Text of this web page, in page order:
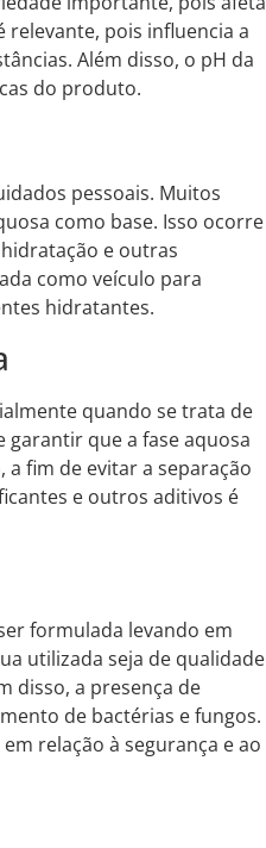
relevante, pois influencia a
Além disso, o pH da
do produto.
pessoais. Muitos
como base. Isso ocorre
e outras
como veículo para
hidratantes.
quando se trata de
que a fase aquosa
fim de evitar a separação
e outros aditivos é
formulada levando em
utilizada seja de qualidade
disso, a presença de
de bactérias e fungos.
relação à segurança e ao